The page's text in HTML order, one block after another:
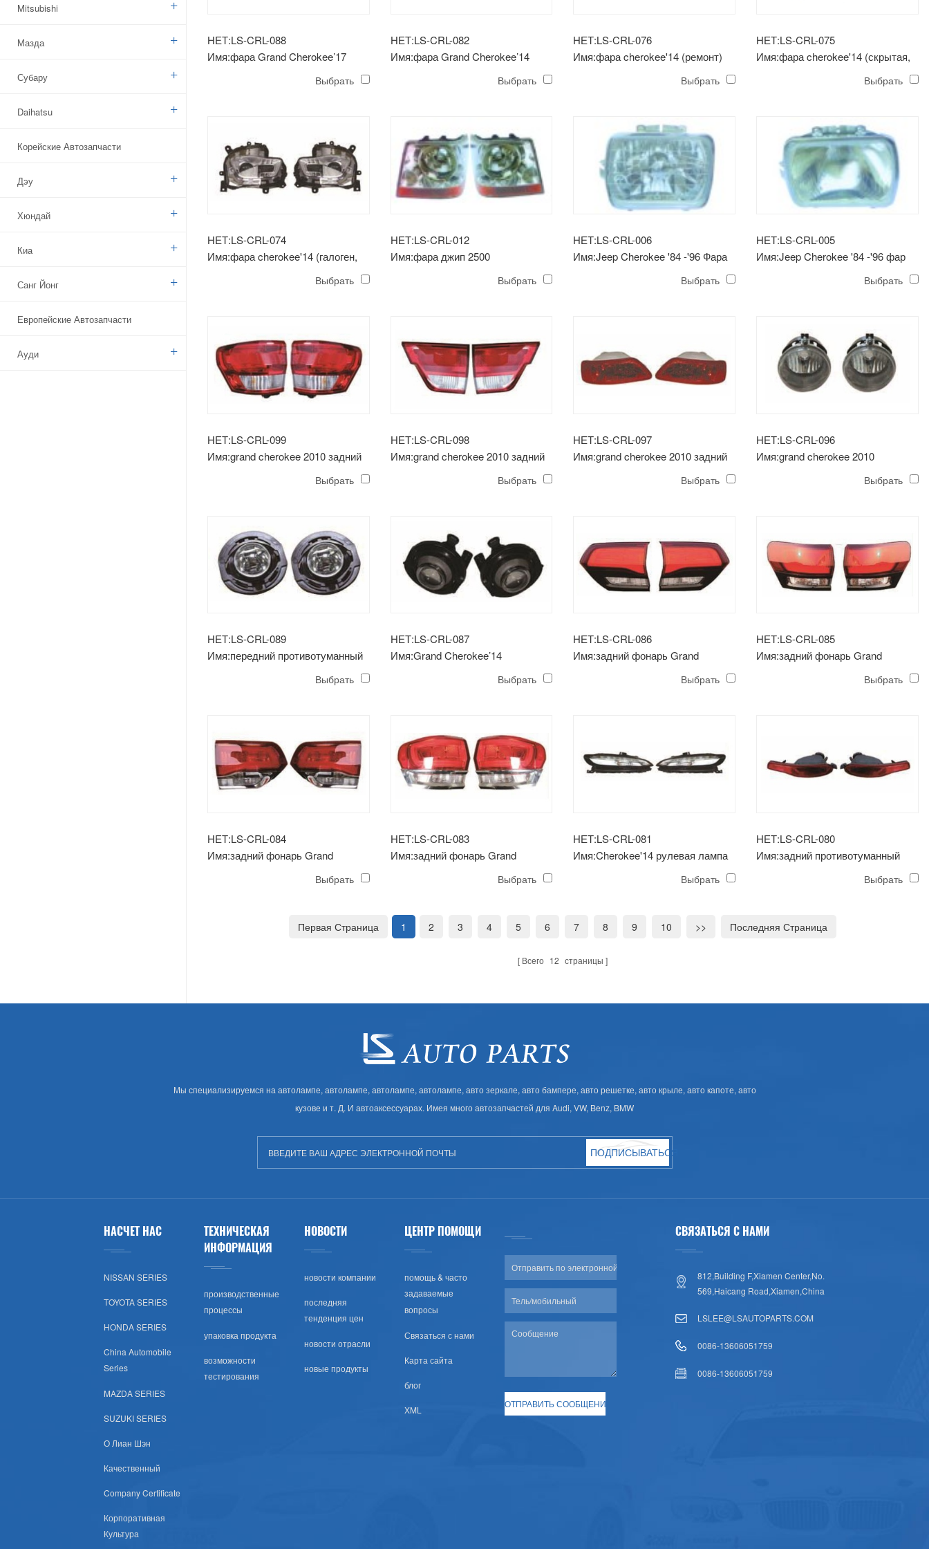
Mitsubishi
Мазда
Субару
Daihatsu
Корейские Автозапчасти
Дэу
Хюндай
Киа
Санг Йонг
Европейские Автозапчасти
Ауди
НЕТ:LS-CRL-088
Имя:фара Grand Cherokee’17
Выбрать
НЕТ:LS-CRL-082
Имя:фара Grand Cherokee’14
Выбрать
НЕТ:LS-CRL-076
Имя:фара cherokee'14 (ремонт)
Выбрать
НЕТ:LS-CRL-075
Имя:фара cherokee'14 (скрытая,
Выбрать
НЕТ:LS-CRL-074
Имя:фара cherokee'14 (галоген,
Выбрать
НЕТ:LS-CRL-012
Имя:фара джип 2500
Выбрать
НЕТ:LS-CRL-006
Имя:Jeep Cherokee '84 -'96 Фара
Выбрать
НЕТ:LS-CRL-005
Имя:Jeep Cherokee '84 -'96 фар
Выбрать
НЕТ:LS-CRL-099
Имя:grand cherokee 2010 задний
Выбрать
НЕТ:LS-CRL-098
Имя:grand cherokee 2010 задний
Выбрать
НЕТ:LS-CRL-097
Имя:grand cherokee 2010 задний
Выбрать
НЕТ:LS-CRL-096
Имя:grand cherokee 2010
Выбрать
НЕТ:LS-CRL-089
Имя:передний противотуманный
Выбрать
НЕТ:LS-CRL-087
Имя:Grand Cherokee’14
Выбрать
НЕТ:LS-CRL-086
Имя:задний фонарь Grand
Выбрать
НЕТ:LS-CRL-085
Имя:задний фонарь Grand
Выбрать
НЕТ:LS-CRL-084
Имя:задний фонарь Grand
Выбрать
НЕТ:LS-CRL-083
Имя:задний фонарь Grand
Выбрать
НЕТ:LS-CRL-081
Имя:Cherokee'14 рулевая лампа
Выбрать
НЕТ:LS-CRL-080
Имя:задний противотуманный
Выбрать
Первая Страница 1 2 3 4 5 6 7 8 9 10 >> Последняя Страница
Всего 12 страницы
Мы специализируемся на автолампе, автолампе, автолампе, автолампе, авто зеркале, авто бампере, авто решетке, авто крыле, авто капоте, авто
кузове и т. Д. И автоаксессуарах. Имея много автозапчастей для Audi, VW, Benz, BMW
ПОДПИСЫВАТЬСЯ
НАСЧЕТ НАС
NISSAN SERIES
TOYOTA SERIES
HONDA SERIES
China Automobile
Series
MAZDA SERIES
SUZUKI SERIES
О Лиан Шэн
Качественный
Company Certificate
Корпоративная
Культура
ТЕХНИЧЕСКАЯ
ИНФОРМАЦИЯ
производственные
процессы
упаковка продукта
возможности
тестирования
НОВОСТИ
новости компании
последняя
тенденция цен
новости отрасли
новые продукты
ЦЕНТР ПОМОЩИ
помощь & часто
задаваемые
вопросы
Связаться с нами
Карта сайта
блог
XML
СВЯЗАТЬСЯ С НАМИ
812,Building F,Xiamen Center,No.
569,Haicang Road,Xiamen,China
LSLEE@LSAUTOPARTS.COM
0086-13606051759
0086-13606051759